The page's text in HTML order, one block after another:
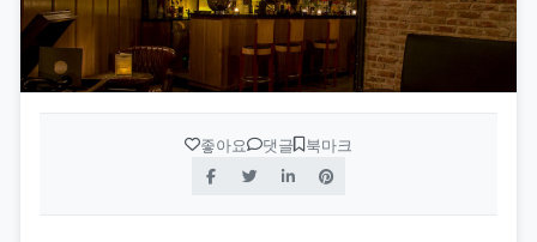
좋아요 댓글 북마크